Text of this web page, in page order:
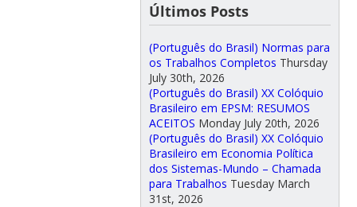
Últimos Posts
(Português do Brasil) Normas para
os Trabalhos Completos Thursday
July 30th, 2026
(Português do Brasil) XX Colóquio
Brasileiro em EPSM: RESUMOS
ACEITOS Monday July 20th, 2026
(Português do Brasil) XX Colóquio
Brasileiro em Economia Política
dos Sistemas-Mundo – Chamada
para Trabalhos Tuesday March
31st, 2026